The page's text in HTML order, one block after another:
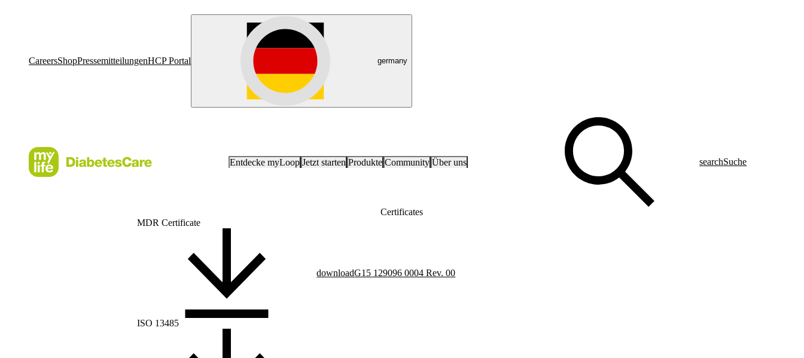
CareersShopPressemitteilungenHCP Portal germany
Entdecke myLoop Jetzt starten Produkte Community Über uns searchSuche
Certificates
MDR Certificate
downloadG15 129096 0004 Rev. 00
ISO 13485